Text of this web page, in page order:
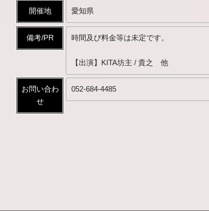
開催地 愛知県
備考/PR 時間及び料金等は未定です。
【出演】KITA坊主 / 貴之 他
お問い合わ
せ
052-684-4485